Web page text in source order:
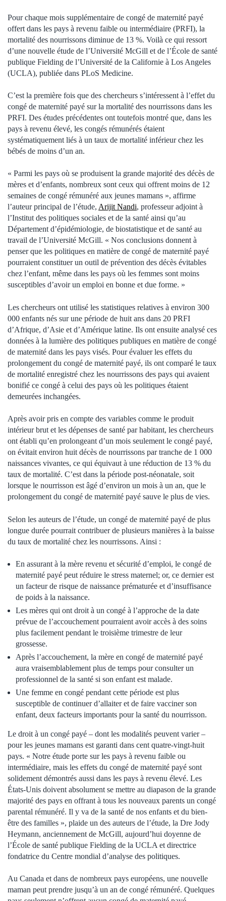
Pour chaque mois supplémentaire de congé de maternité payé
offert dans les pays à revenu faible ou intermédiaire (PRFI), la
mortalité des nourrissons diminue de 13 %. Voilà ce qui ressort
d’une nouvelle étude de l’Université McGill et de l’École de santé
publique Fielding de l’Université de la Californie à Los Angeles
(UCLA), publiée dans PLoS Medicine.
C’est la première fois que des chercheurs s’intéressent à l’effet du
congé de maternité payé sur la mortalité des nourrissons dans les
PRFI. Des études précédentes ont toutefois montré que, dans les
pays à revenu élevé, les congés rémunérés étaient
systématiquement liés à un taux de mortalité inférieur chez les
bébés de moins d’un an.
« Parmi les pays où se produisent la grande majorité des décès de
mères et d’enfants, nombreux sont ceux qui offrent moins de 12
semaines de congé rémunéré aux jeunes mamans », affirme
l’auteur principal de l’étude, Arijit Nandi, professeur adjoint à
l’Institut des politiques sociales et de la santé ainsi qu’au
Département d’épidémiologie, de biostatistique et de santé au
travail de l’Université McGill. « Nos conclusions donnent à
penser que les politiques en matière de congé de maternité payé
pourraient constituer un outil de prévention des décès évitables
chez l’enfant, même dans les pays où les femmes sont moins
susceptibles d’avoir un emploi en bonne et due forme. »
Les chercheurs ont utilisé les statistiques relatives à environ 300
000 enfants nés sur une période de huit ans dans 20 PRFI
d’Afrique, d’Asie et d’Amérique latine. Ils ont ensuite analysé ces
données à la lumière des politiques publiques en matière de congé
de maternité dans les pays visés. Pour évaluer les effets du
prolongement du congé de maternité payé, ils ont comparé le taux
de mortalité enregistré chez les nourrissons des pays qui avaient
bonifié ce congé à celui des pays où les politiques étaient
demeurées inchangées.
Après avoir pris en compte des variables comme le produit
intérieur brut et les dépenses de santé par habitant, les chercheurs
ont établi qu’en prolongeant d’un mois seulement le congé payé,
on évitait environ huit décès de nourrissons par tranche de 1 000
naissances vivantes, ce qui équivaut à une réduction de 13 % du
taux de mortalité. C’est dans la période post-néonatale, soit
lorsque le nourrisson est âgé d’environ un mois à un an, que le
prolongement du congé de maternité payé sauve le plus de vies.
Selon les auteurs de l’étude, un congé de maternité payé de plus
longue durée pourrait contribuer de plusieurs manières à la baisse
du taux de mortalité chez les nourrissons. Ainsi :
En assurant à la mère revenu et sécurité d’emploi, le congé de
maternité payé peut réduire le stress maternel; or, ce dernier est
un facteur de risque de naissance prématurée et d’insuffisance
de poids à la naissance.
Les mères qui ont droit à un congé à l’approche de la date
prévue de l’accouchement pourraient avoir accès à des soins
plus facilement pendant le troisième trimestre de leur
grossesse.
Après l’accouchement, la mère en congé de maternité payé
aura vraisemblablement plus de temps pour consulter un
professionnel de la santé si son enfant est malade.
Une femme en congé pendant cette période est plus
susceptible de continuer d’allaiter et de faire vacciner son
enfant, deux facteurs importants pour la santé du nourrisson.
Le droit à un congé payé – dont les modalités peuvent varier –
pour les jeunes mamans est garanti dans cent quatre-vingt-huit
pays. « Notre étude porte sur les pays à revenu faible ou
intermédiaire, mais les effets du congé de maternité payé sont
solidement démontrés aussi dans les pays à revenu élevé. Les
États‑Unis doivent absolument se mettre au diapason de la grande
majorité des pays en offrant à tous les nouveaux parents un congé
parental rémunéré. Il y va de la santé de nos enfants et du bien-
être des familles », plaide un des auteurs de l’étude, la Dre Jody
Heymann, anciennement de McGill, aujourd’hui doyenne de
l’École de santé publique Fielding de la UCLA et directrice
fondatrice du Centre mondial d’analyse des politiques.
Au Canada et dans de nombreux pays européens, une nouvelle
maman peut prendre jusqu’à un an de congé rémunéré. Quelques